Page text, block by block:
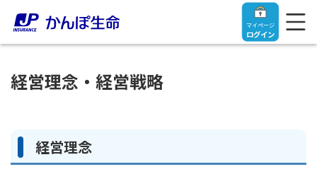
マイページ
ログイン
ご契約者さま
経営理念・経営戦略
経営理念